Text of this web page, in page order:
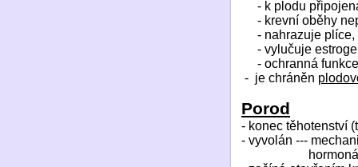
- k plodu
- krevní oběhy
- nahrazuje
- vylučuje
- ochranná
- je chráněn
Porod
- konec těhotenství
- vyvolán ---